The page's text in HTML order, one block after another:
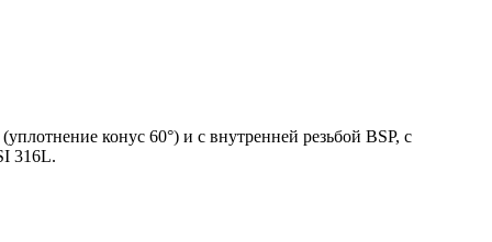
конус 60°) и с внутренней резьбой BSP, с
316L.